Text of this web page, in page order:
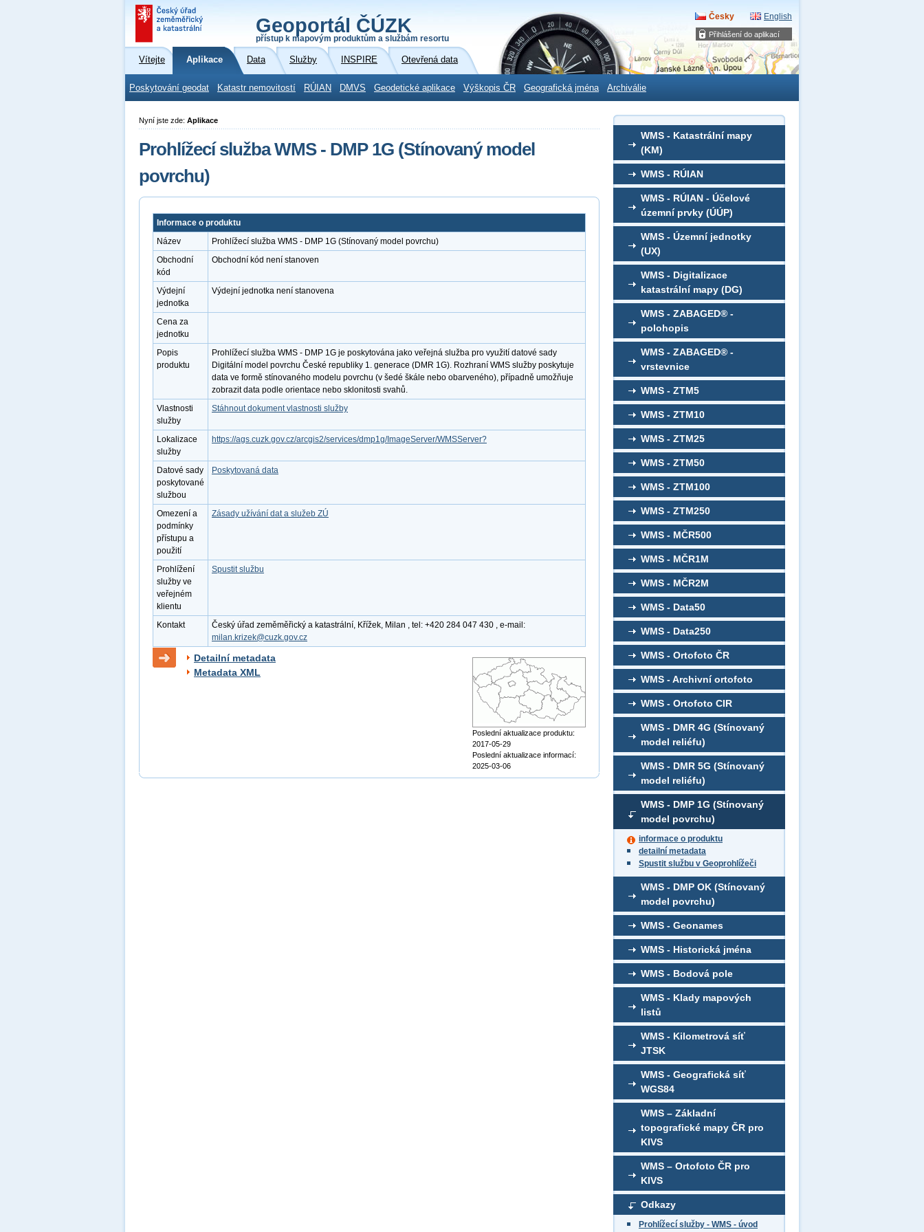
Přihlášení do aplikací
Geoportál ČÚZK
přístup k mapovým produktům a službám resortu
Česky English
Vítejte Aplikace Data Služby INSPIRE Otevřená data
Poskytování geodat Katastr nemovitostí RÚIAN DMVS Geodetické aplikace Výškopis ČR Geografická jména Archiválie
WMS - Katastrální mapy
(KM)
WMS - RÚIAN
WMS - RÚIAN - Účelové
územní prvky (ÚÚP)
WMS - Územní jednotky
(UX)
WMS - Digitalizace
katastrální mapy (DG)
WMS - ZABAGED® -
polohopis
WMS - ZABAGED® -
vrstevnice
WMS - ZTM5
WMS - ZTM10
WMS - ZTM25
WMS - ZTM50
WMS - ZTM100
WMS - ZTM250
WMS - MČR500
WMS - MČR1M
WMS - MČR2M
WMS - Data50
WMS - Data250
WMS - Ortofoto ČR
WMS - Archivní ortofoto
WMS - Ortofoto CIR
WMS - DMR 4G (Stínovaný
model reliéfu)
WMS - DMR 5G (Stínovaný
model reliéfu)
WMS - DMP 1G (Stínovaný
model povrchu)
informace o produktu
detailní metadata
Spustit službu v Geoprohlížeči
WMS - DMP OK (Stínovaný
model povrchu)
WMS - Geonames
WMS - Historická jména
WMS - Bodová pole
WMS - Klady mapových
listů
WMS - Kilometrová síť
JTSK
WMS - Geografická síť
WGS84
WMS – Základní
topografické mapy ČR pro
KIVS
WMS – Ortofoto ČR pro
KIVS
Odkazy
Prohlížecí služby - WMS - úvod
Nyní jste zde: Aplikace
Prohlížecí služba WMS - DMP 1G (Stínovaný model
povrchu)
Informace o produktu
Název
Prohlížecí služba WMS - DMP 1G (Stínovaný model povrchu)
Obchodní
kód
Obchodní kód není stanoven
Výdejní
jednotka
Výdejní jednotka není stanovena
Cena za
jednotku
Popis
produktu
Prohlížecí služba WMS - DMP 1G je poskytována jako veřejná služba pro využití datové sady
Digitální model povrchu České republiky 1. generace (DMR 1G). Rozhraní WMS služby poskytuje
data ve formě stínovaného modelu povrchu (v šedé škále nebo obarveného), případně umožňuje
zobrazit data podle orientace nebo sklonitosti svahů.
Vlastnosti
služby
Stáhnout dokument vlastnosti služby
Lokalizace
služby
https://ags.cuzk.gov.cz/arcgis2/services/dmp1g/ImageServer/WMSServer?
Datové sady
poskytované
službou
Poskytovaná data
Omezení a
podmínky
přístupu a
použití
Zásady užívání dat a služeb ZÚ
Prohlížení
služby ve
veřejném
klientu
Spustit službu
Kontakt
Český úřad zeměměřický a katastrální, Křížek, Milan , tel: +420 284 047 430 , e-mail:
milan.krizek@cuzk.gov.cz
Detailní metadata
Metadata XML
Poslední aktualizace produktu:
2017-05-29
Poslední aktualizace informací:
2025-03-06